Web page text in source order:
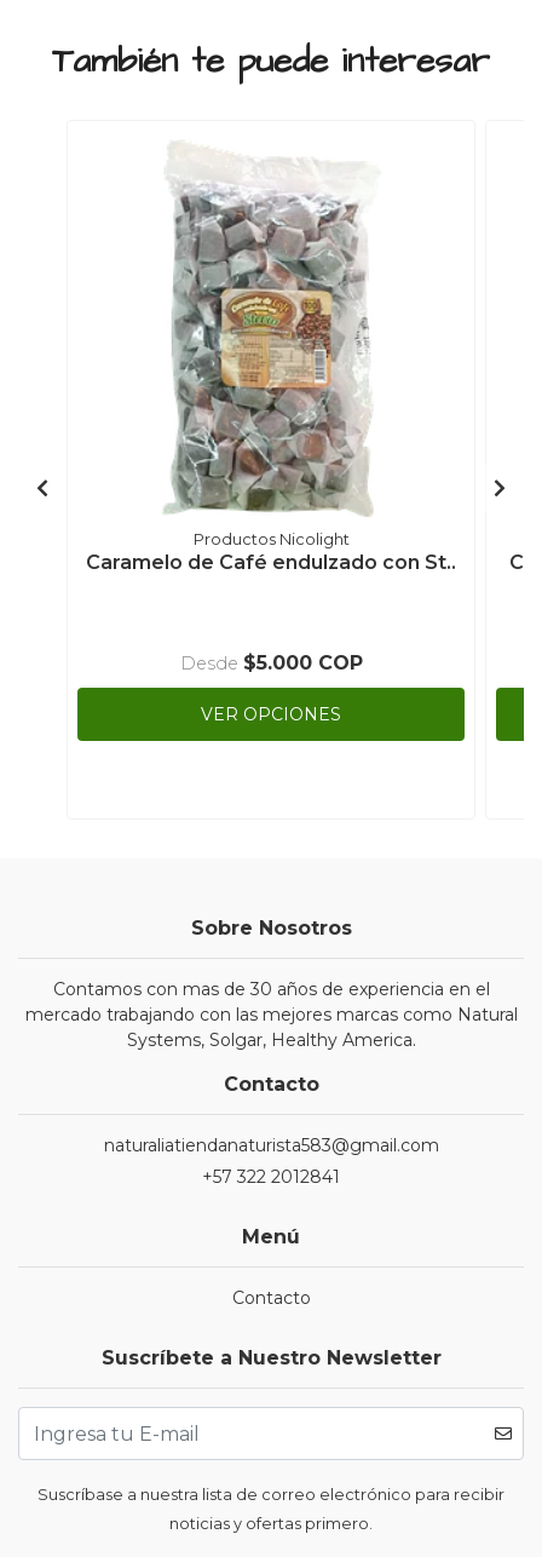
También te puede interesar
Productos Nicolight
Caramelo de Café endulzado con St..
Desde $5.000 COP
VER OPCIONES
Sobre Nosotros
Contamos con mas de 30 años de experiencia en el
mercado trabajando con las mejores marcas como Natural
Systems, Solgar, Healthy America.
Contacto
naturaliatiendanaturista583@gmail.com
+57 322 2012841
Menú
Contacto
Suscríbete a Nuestro Newsletter
Suscríbase a nuestra lista de correo electrónico para recibir
noticias y ofertas primero.